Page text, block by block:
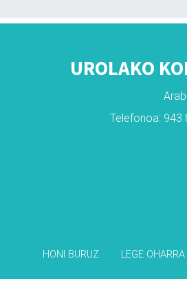
UROLAKO
Telefonoa: 943
HONI BURUZ LEGE OHARRA